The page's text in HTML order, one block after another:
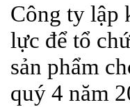
Công ty lập
lực để tổ
sản phẩm
quý 4 năm